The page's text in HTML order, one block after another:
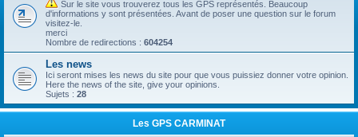
Sur le site vous trouverez tous les GPS représentés. Beaucoup
d'informations y sont présentées. Avant de poser une question sur le forum
visitez-le.
merci
Nombre de redirections : 604254
Les news
Ici seront mises les news du site pour que vous puissiez donner votre opinion.
Here the news of the site, give your opinions.
Sujets : 28
Les GPS CARMINAT